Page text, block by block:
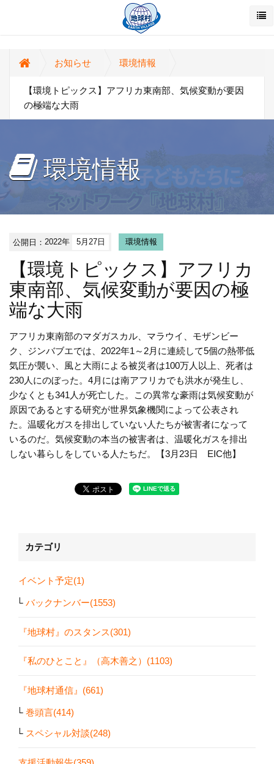
お知らせ 環境情報
【環境トピックス】アフリカ東南部、気候変動が要因
の極端な大雨
環境情報
公開日：2022年 5月27日 環境情報
【環境トピックス】アフリカ
東南部、気候変動が要因の極
端な大雨
アフリカ東南部のマダガスカル、マラウイ、モザンビー
ク、ジンバブエでは、 2022年1 ～ 2月に連続して5個の熱帯低
気圧が襲い、風と大雨による被災者は100万人以上、死者は
230人にのぼった。 4月には南アフリカでも洪水が発生し、
少なくとも341 人が死亡した。この異常な豪雨は気候変動が
原因であるとする研究が世界気象機関によって公表され
た。温暖化ガスを排出していない人たちが被害者になって
いるのだ。気候変動の本当の被害者は、温暖化ガスを排出
しない暮らしをしている人たちだ。【3月23日 EIC他】
カテゴリ
イベント予定(1)
バックナンバー(1553)
『地球村』のスタンス(301)
『私のひとこと』（高木善之）(1103)
『地球村通信』(661)
巻頭言(414)
スペシャル対談(248)